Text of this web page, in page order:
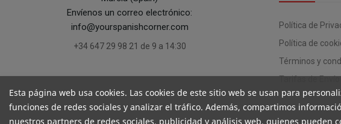
Envíenos un correo electrónico:
info@yourspanishcorner.com
+34 647 29 98 21 de 9 a 14:30
Política de
Política de
Términos y
Tarifas de Envío
Esta página web usa cookies. Las cookies de este sitio web se usan para
funciones de redes sociales y analizar el tráfico. Además, compartimos
nuestros partners de redes sociales, publicidad y análisis web, quienes pueden